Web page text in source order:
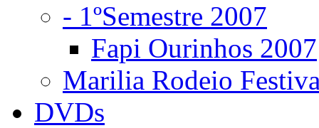
- 1ºSemestre 2007
Fapi Ourinhos 2007
Marilia Rodeio
DVDs